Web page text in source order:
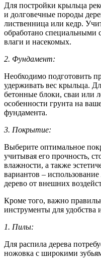
Для постройки крыльца
и долговечные породы
лиственница или кедр.
обработано специальными
влаги и насекомых.
2. Фундамент:
Необходимо подготовить
удерживать вес крыльца.
бетонные блоки, сваи или
особенности грунта на
фундамента.
3. Покрытие:
Выберите оптимальное
учитывая его прочность,
влажности, а также
вариантов –
дерево от внешних
Кроме того, важно
инструменты для удобства
1. Пилы:
Для распила дерева
ножовка с широкими